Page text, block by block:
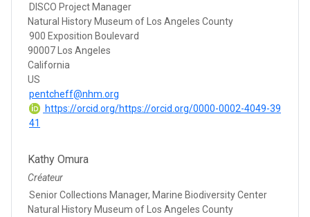
DISCO Project Manager
Natural History Museum of Los Angeles County
900 Exposition Boulevard
90007 Los Angeles
California
US
pentcheff@nhm.org
https://orcid.org/https://orcid.org/0000-0002-4049-39
41
Kathy Omura
Créateur
Senior Collections Manager, Marine Biodiversity Center
Natural History Museum of Los Angeles County